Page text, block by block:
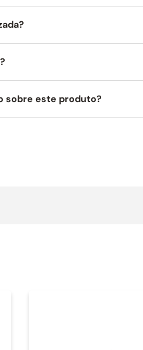
simples de dois ou
ajustado às suas necessidades.
controle.
sobre este produto?